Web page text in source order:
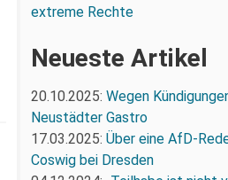
extreme Rechte
Neueste Artikel
20.10.2025: Wegen
Neustädter Gastro
17.03.2025: Über eine AfD-
Coswig bei Dresden